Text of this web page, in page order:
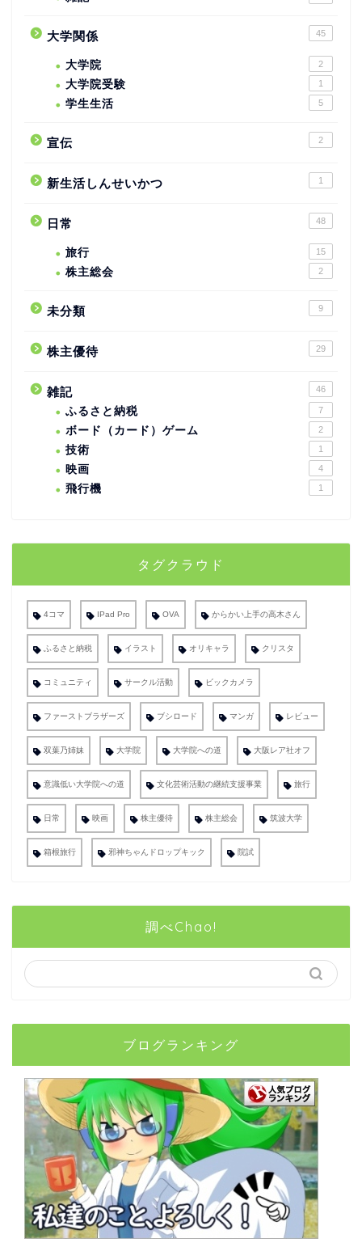
大学関係 45
大学院 2
大学院受験 1
学生生活 5
宣伝 2
新生活しんせいかつ 1
日常 48
旅行 15
株主総会 2
未分類 9
株主優待 29
雑記 46
ふるさと納税 7
ボード（カード）ゲーム 2
技術 1
映画 4
飛行機 1
タグクラウド
4コマ IPad Pro OVA からかい上手の高木さん
ふるさと納税 イラスト オリキャラ クリスタ
コミュニティ サークル活動 ビックカメラ
ファーストブラザーズ ブシロード マンガ レビュー
双葉乃姉妹 大学院 大学院への道 大阪レア社オフ
意識低い大学院への道 文化芸術活動の継続支援事業 旅行
日常 映画 株主優待 株主総会 筑波大学
箱根旅行 邪神ちゃんドロップキック 院試
調べChao!
ブログランキング